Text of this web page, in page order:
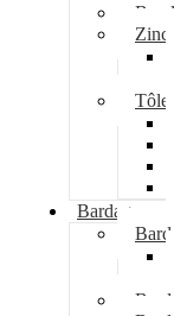
Zinc
Tôle
Bardage